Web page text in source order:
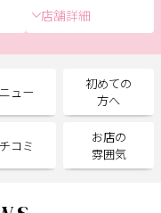
店舗詳細
ュー
初めての
方へ
コミ
お店の
雰囲気